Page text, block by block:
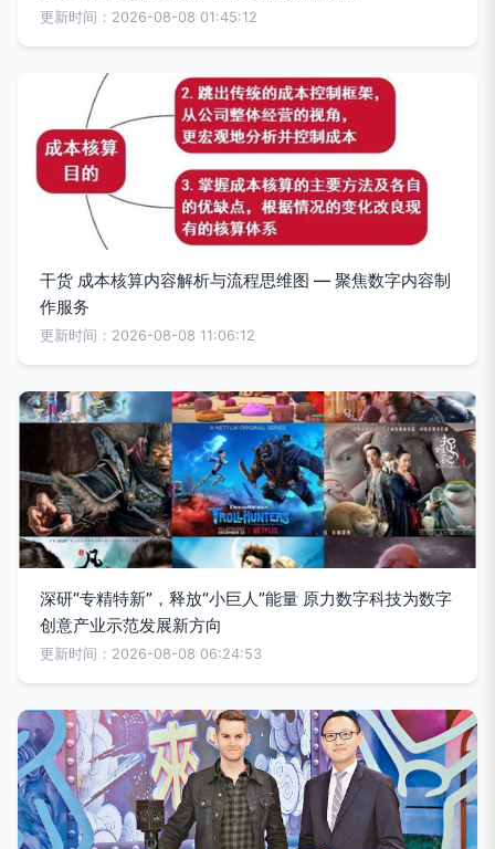
更新时间：2026-08-08 01:45:12
干货 成本核算内容解析与流程思维图 — 聚焦数字内容制
作服务
更新时间：2026-08-08 11:06:12
深研“专精特新”，释放“小巨人”能量 原力数字科技为数字
创意产业示范发展新方向
更新时间：2026-08-08 06:24:53